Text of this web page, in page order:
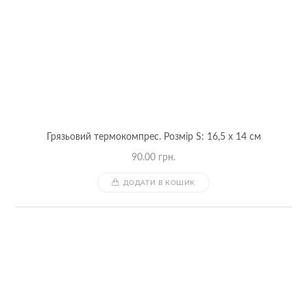
Грязьовий термокомпрес. Розмір S: 16,5 x 14 см
90.00 грн.
ДОДАТИ В КОШИК